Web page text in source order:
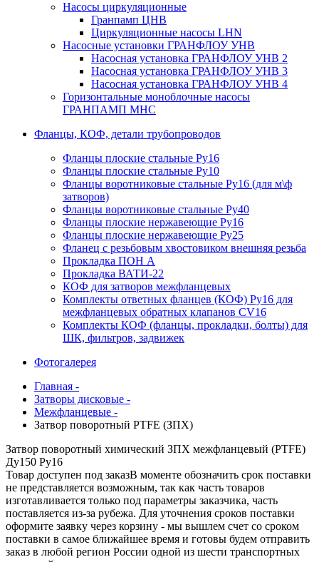
Насосы циркуляционные
Гранпамп ЦНВ
Циркуляционные насосы LHN
Насосные установки ГРАНФЛОУ УНВ
Насосная установка ГРАНФЛОУ УНВ 2
Насосная установка ГРАНФЛОУ УНВ 3
Насосная установка ГРАНФЛОУ УНВ 4
Горизонтальные моноблочные насосы
ГРАНПАМП МНС
Фланцы, КОФ, детали трубопроводов
Фланцы плоские стальные Ру16
Фланцы плоские стальные Ру10
Фланцы воротниковые стальные Ру16 (для м\ф
затворов)
Фланцы воротниковые стальные Ру40
Фланцы плоские нержавеющие Ру16
Фланцы плоские нержавеющие Ру25
Фланец с резьбовым хвостовиком внешняя резьба
Прокладка ПОН А
Прокладка ВАТИ-22
КОФ для затворов межфланцевых
Комплекты ответных фланцев (КОФ) Ру16 для
межфланцевых обратных клапанов CV16
Комплекты КОФ (фланцы, прокладки, болты) для
ШК, фильтров, задвижек
Фотогалерея
Главная -
Затворы дисковые -
Межфланцевые -
Затвор поворотный PTFE (ЗПХ)
Затвор поворотный химический ЗПХ межфланцевый (PTFE)
Ду150 Ру16
Товар доступен под заказВ моменте обозначить срок поставки
не представляется возможным, так как часть товаров
изготавливается только под параметры заказчика, часть
поставляется из-за рубежа. Для уточнения сроков поставки
оформите заявку через корзину - мы вышлем счет со сроком
поставки в самое ближайшее время и готовы будем отправить
заказ в любой регион России одной из шести транспортных